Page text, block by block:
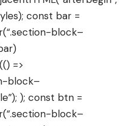
const bar =
block–
=>
block–
); const btn =
block–